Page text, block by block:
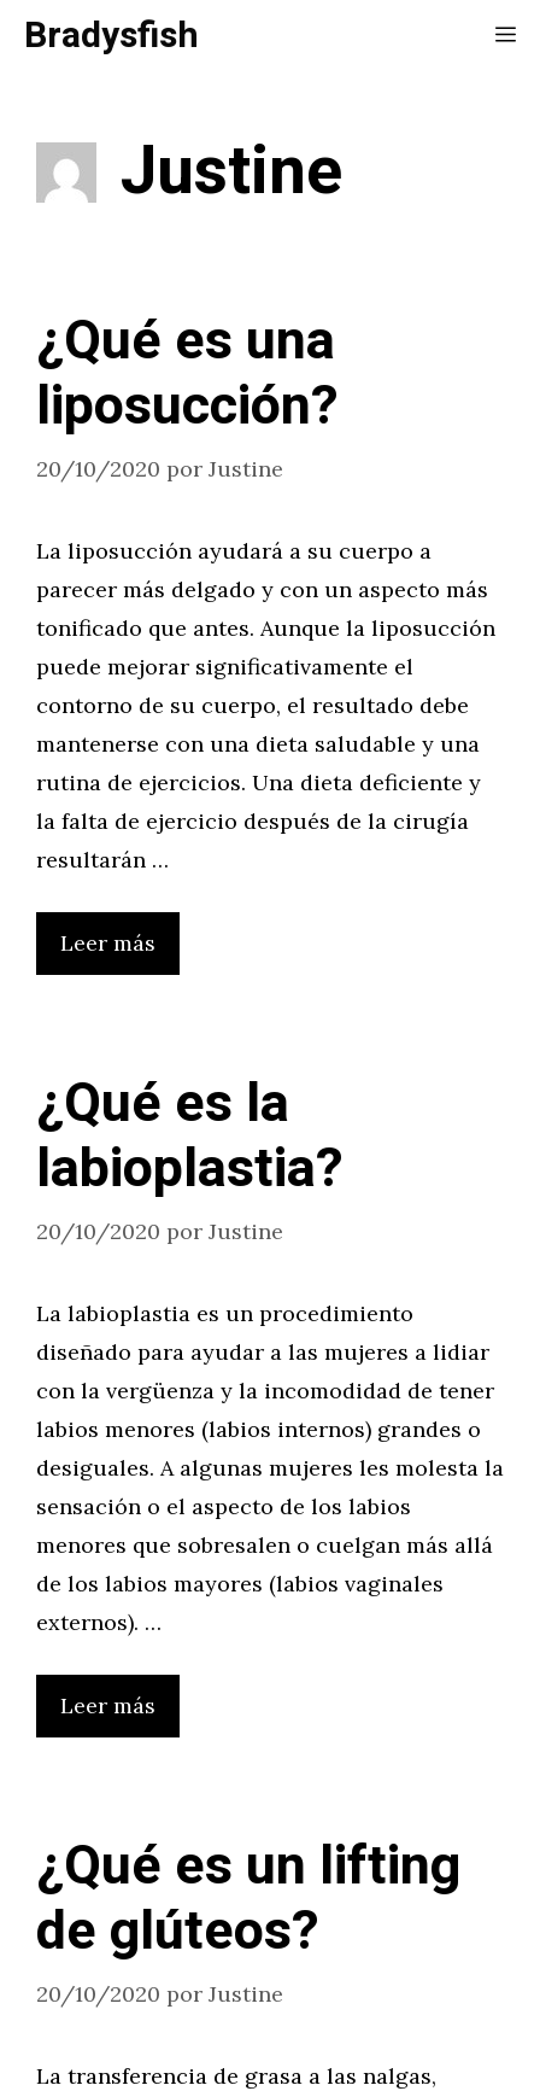
SaltarBradysfish
Justine
¿Qué es una
liposucción?
20/10/2020 por Justine
La liposucción ayudará a su cuerpo a
parecer más delgado y con un aspecto más
tonificado que antes. Aunque la liposucción
puede mejorar significativamente el
contorno de su cuerpo, el resultado debe
mantenerse con una dieta saludable y una
rutina de ejercicios. Una dieta deficiente y
la falta de ejercicio después de la cirugía
resultarán …
Leer más
¿Qué es la
labioplastia?
20/10/2020 por Justine
La labioplastia es un procedimiento
diseñado para ayudar a las mujeres a lidiar
con la vergüenza y la incomodidad de tener
labios menores (labios internos) grandes o
desiguales. A algunas mujeres les molesta la
sensación o el aspecto de los labios
menores que sobresalen o cuelgan más allá
de los labios mayores (labios vaginales
externos). …
Leer más
¿Qué es un lifting
de glúteos?
20/10/2020 por Justine
La transferencia de grasa a las nalgas,